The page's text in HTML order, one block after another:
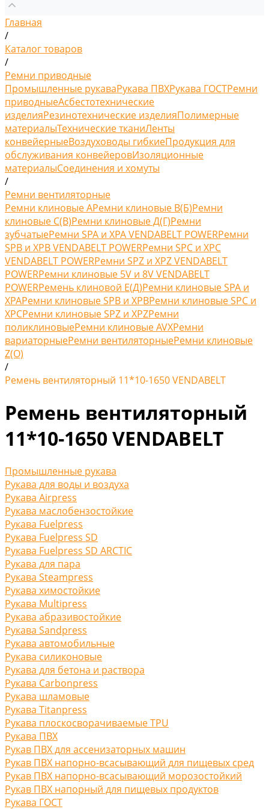
Главная
/
Каталог товаров
/
Ремни приводные
Промышленные рукаваРукава ПВХРукава ГОСТРемни
приводныеАсбестотехнические
изделияРезинотехнические изделияПолимерные
материалыТехнические тканиЛенты
конвейерныеВоздуховоды гибкиеПродукция для
обслуживания конвейеровИзоляционные
материалыСоединения и хомуты
/
Ремни вентиляторные
Ремни клиновые AРемни клиновые В(Б)Ремни
клиновые С(B)Ремни клиновые Д(Г)Ремни
зубчатыеРемни SPA и XPA VENDABELT POWERРемни
SPB и XPB VENDABELT POWERРемни SPC и XPC
VENDABELT POWERРемни SPZ и XPZ VENDABELT
POWERРемни клиновые 5V и 8V VENDABELT
POWERРемень клиновой Е(Д)Ремни клиновые SPA и
XPAРемни клиновые SPB и XPBРемни клиновые SPC и
XPCРемни клиновые SPZ и XPZРемни
поликлиновыеРемни клиновые AVXРемни
вариаторныеРемни вентиляторныеРемни клиновые
Z(O)
/
Ремень вентиляторный 11*10-1650 VENDABELT
Ремень вентиляторный
11*10-1650 VENDABELT
Промышленные рукава
Рукава для воды и воздуха
Рукава Airpress
Рукава маслобензостойкие
Рукава Fuelpress
Рукава Fuelpress SD
Рукава Fuelpress SD ARCTIC
Рукава для пара
Рукава Steampress
Рукава химостойкие
Рукава Multipress
Рукава абразивостойкие
Рукава Sandpress
Рукава автомобильные
Рукава силиконовые
Рукава для бетона и раствора
Рукава Carbonpress
Рукава шламовые
Рукава Titanpress
Рукава плоскосворачиваемые TPU
Рукава ПВХ
Рукав ПВХ для ассенизаторных машин
Рукав ПВХ напорно-всасывающий для пищевых сред
Рукав ПВХ напорно-всасывающий морозостойкий
Рукав ПВХ напорный для пищевых продуктов
Рукава ГОСТ